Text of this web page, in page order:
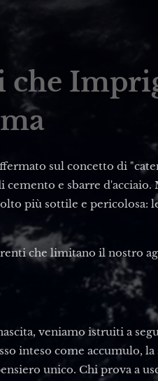
che
sul concetto di
e sbarre d'acciaio.
più sottile e pericolosa:
che limitano il nostro
veniamo istruiti a
inteso come accumulo, la
unico. Chi prova a